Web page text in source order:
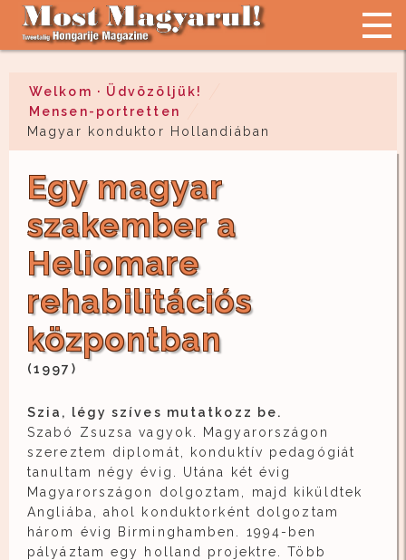
Welkom · Üdvözöljük!
Mensen-portretten
Magyar konduktor Hollandiában
Egy magyar
szakember a
Heliomare
rehabilitációs
központban
(1997)
Szia, légy szíves mutatkozz be.
Szabó Zsuzsa vagyok. Magyarországon
szereztem diplomát, konduktív pedagógiát
tanultam négy évig. Utána két évig
Magyarországon dolgoztam, majd kiküldtek
Angliába, ahol konduktorként dolgoztam
három évig Birminghamben. 1994-ben
pályáztam egy holland projektre. Több